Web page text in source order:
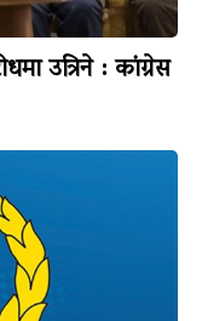
उत्रिने : कांग्रेस